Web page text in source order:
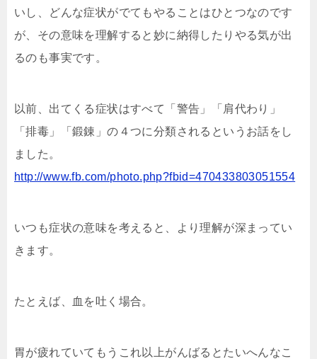
いし、どんな症状がでてもやることはひとつなのです
が、その意味を理解すると妙に納得したりやる気が出
るのも事実です。
以前、出てくる症状はすべて「警告」「肩代わり」
「排毒」「鍛錬」の４つに分類されるというお話をし
ました。
http://www.fb.com/photo.php?fbid=470433803051554
いつも症状の意味を考えると、より理解が深まってい
きます。
たとえば、血を吐く場合。
胃が疲れていてもうこれ以上がんばるとたいへんなこ